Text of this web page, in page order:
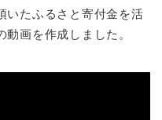
たふるさと寄付金を活
画を作成しました。